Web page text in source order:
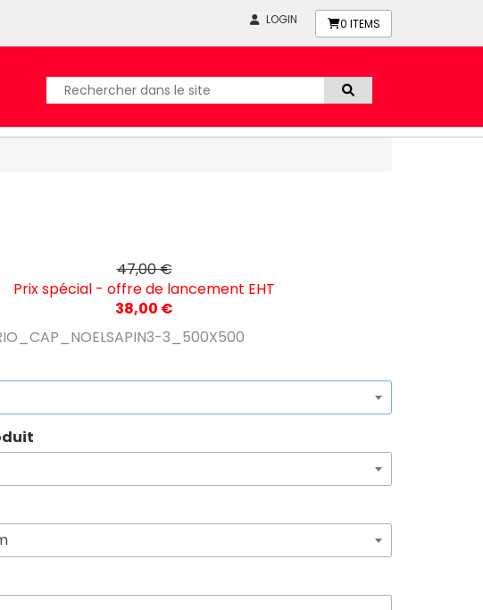
LOGIN 0 ITEMS
47,00 €
Prix spécial - offre de lancement EHT
38,00 €
3_500X500